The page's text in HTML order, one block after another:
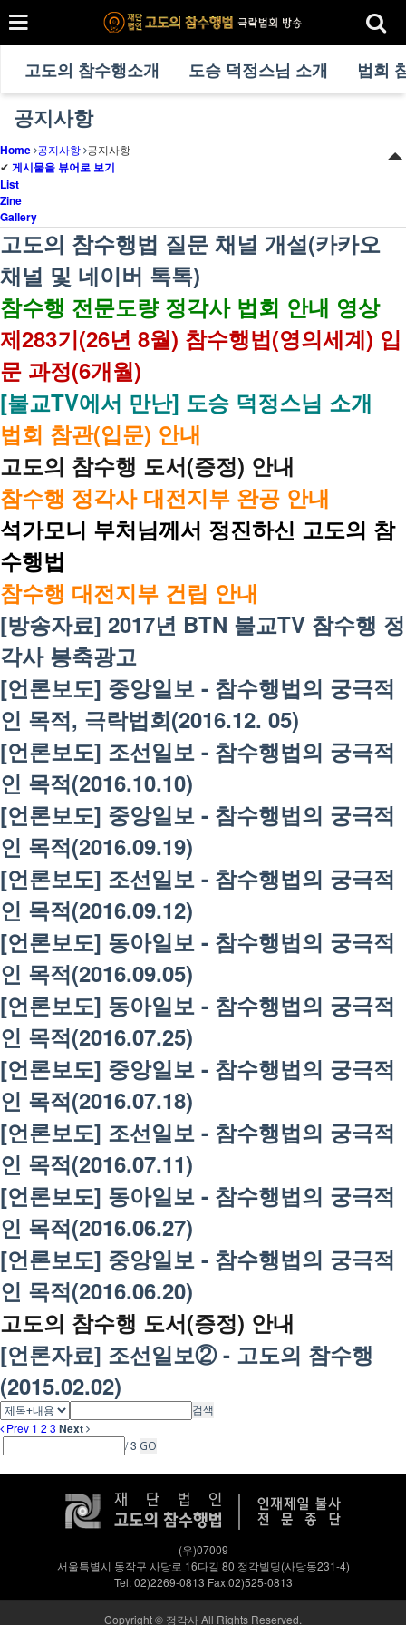
고도의 참수행소개 도승 덕정스님 소개 법회
공지사항
Home 공지사항 공지사항
✔ 게시물을 뷰어로 보기
List
Zine
Gallery
고도의 참수행법 질문 채널 개설(카카오
채널 및 네이버 톡톡)
참수행 전문도량 정각사 법회 안내 영상
제283기(26년 8월) 참수행법(영의세계) 입
문 과정(6개월)
[불교TV에서 만난] 도승 덕정스님 소개
법회 참관(입문) 안내
고도의 참수행 도서(증정) 안내
참수행 정각사 대전지부 완공 안내
석가모니 부처님께서 정진하신 고도의 참
수행법
참수행 대전지부 건립 안내
[방송자료] 2017년 BTN 불교TV 참수행 정
각사 봉축광고
[언론보도] 중앙일보 - 참수행법의 궁극적
인 목적, 극락법회(2016.12. 05)
[언론보도] 조선일보 - 참수행법의 궁극적
인 목적(2016.10.10)
[언론보도] 중앙일보 - 참수행법의 궁극적
인 목적(2016.09.19)
[언론보도] 조선일보 - 참수행법의 궁극적
인 목적(2016.09.12)
[언론보도] 동아일보 - 참수행법의 궁극적
인 목적(2016.09.05)
[언론보도] 동아일보 - 참수행법의 궁극적
인 목적(2016.07.25)
[언론보도] 중앙일보 - 참수행법의 궁극적
인 목적(2016.07.18)
[언론보도] 조선일보 - 참수행법의 궁극적
인 목적(2016.07.11)
[언론보도] 동아일보 - 참수행법의 궁극적
인 목적(2016.06.27)
[언론보도] 중앙일보 - 참수행법의 궁극적
인 목적(2016.06.20)
고도의 참수행 도서(증정) 안내
[언론자료] 조선일보② - 고도의 참수행
(2015.02.02)
검색
Prev 1 2 3 Next
/ 3 GO
(우)07009
서울특별시 동작구 사당로 16다길 80 정각빌딩(사당동231-4)
Tel: 02)2269-0813 Fax:02)525-0813
Copyright © 정각사 All Rights Reserved.